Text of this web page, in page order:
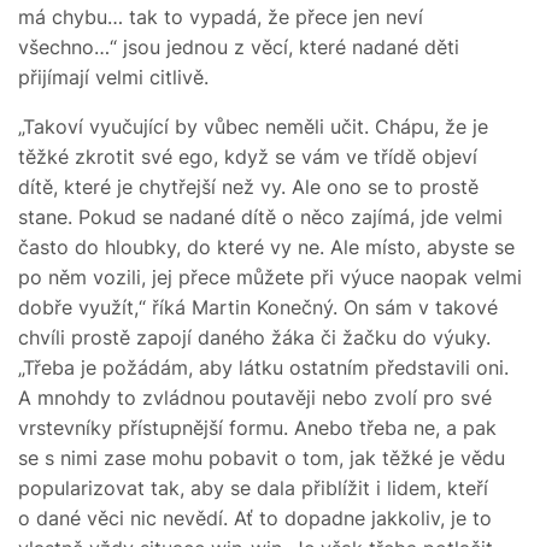
má chybu… tak to vypadá, že přece jen neví
všechno…“ jsou jednou z věcí, které nadané děti
přijímají velmi citlivě.
„Takoví vyučující by vůbec neměli učit. Chápu, že je
těžké zkrotit své ego, když se vám ve třídě objeví
dítě, které je chytřejší než vy. Ale ono se to prostě
stane. Pokud se nadané dítě o něco zajímá, jde velmi
často do hloubky, do které vy ne. Ale místo, abyste se
po něm vozili, jej přece můžete při výuce naopak velmi
dobře využít,“ říká Martin Konečný. On sám v takové
chvíli prostě zapojí daného žáka či žačku do výuky.
„Třeba je požádám, aby látku ostatním představili oni.
A mnohdy to zvládnou poutavěji nebo zvolí pro své
vrstevníky přístupnější formu. Anebo třeba ne, a pak
se s nimi zase mohu pobavit o tom, jak těžké je vědu
popularizovat tak, aby se dala přiblížit i lidem, kteří
o dané věci nic nevědí. Ať to dopadne jakkoliv, je to